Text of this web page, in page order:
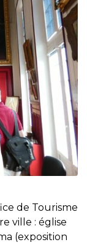
de Tourisme
ville : église
(exposition